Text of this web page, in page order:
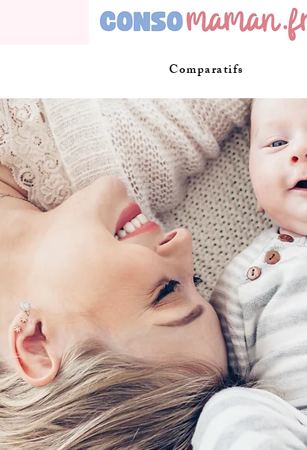
Comparatifs